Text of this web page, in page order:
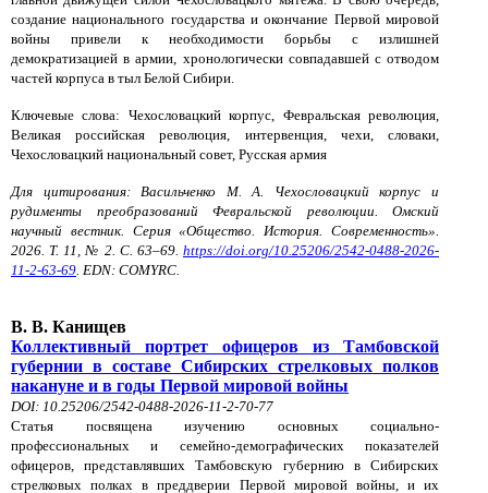
создание национального государства и окончание Первой мировой
войны привели к необходимости борьбы с излишней
демократизацией в армии, хронологически совпадавшей с отводом
частей корпуса в тыл Белой Сибири.
Ключевые слова: Чехословацкий корпус, Февральская революция,
Великая российская революция, интервенция, чехи, словаки,
Чехословацкий национальный совет, Русская армия
Для цитирования: Васильченко М. А. Чехословацкий корпус и
рудименты преобразований Февральской революции. Омский
научный вестник. Серия «Общество. История. Современность».
2026. Т. 11, № 2. С. 63–69. https://doi.org/10.25206/2542-0488-2026-
11-2-63-69 . EDN: COMYRC.
В. В. Канищев
Коллективный портрет офицеров из Тамбовской
губернии в составе Сибирских стрелковых полков
накануне и в годы Первой мировой войны
DOI: 10.25206/2542-0488-2026-11-2-70-77
Статья посвящена изучению основных социально-
профессиональных и семейно-демографических показателей
офицеров, представлявших Тамбовскую губернию в Сибирских
стрелковых полках в преддверии Первой мировой войны, и их